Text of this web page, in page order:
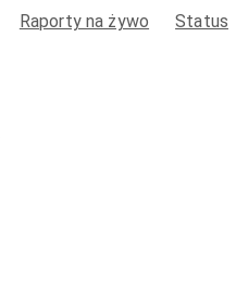
Raporty na żywo Status